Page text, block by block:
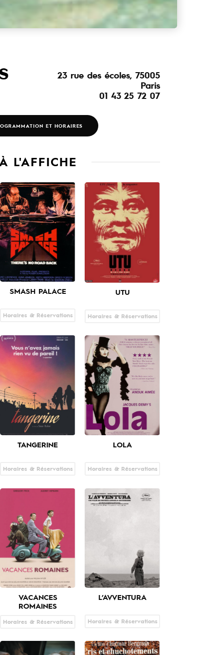
23 rue des écoles, 75005
Paris
01 43 25 72 07
ET HORAIRES
L'AFFICHE
SMASH PALACE
Horaires & Réservations
UTU
Horaires & Réservations
TANGERINE
Horaires & Réservations
LOLA
Horaires & Réservations
VACANCES
ROMAINES
Horaires & Réservations
L’AVVENTURA
Horaires & Réservations